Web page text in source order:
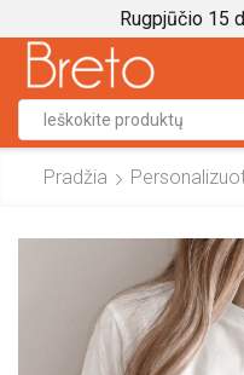
Rugpjūčio 15
Pradžia